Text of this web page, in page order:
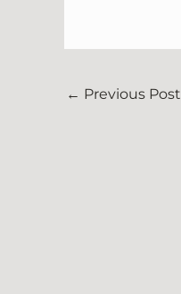
← Previous Post